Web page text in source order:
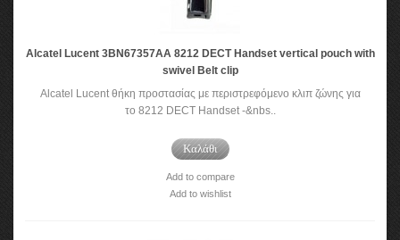
Alcatel Lucent 3BN67357AA 8212 DECT Handset vertical pouch with
swivel Belt clip
Alcatel Lucent θήκη προστασίας με περιστρεφόμενο κλιπ ζώνης για
το 8212 DECT Handset -&nbs..
Καλάθι
Add to compare
Add to wishlist